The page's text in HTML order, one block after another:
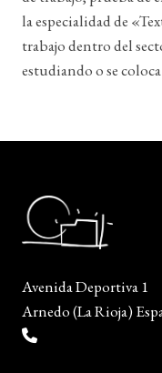
la especialidad de
trabajo dentro del
estudiando o se
Avenida Deportiva 1
Arnedo (La Rioja)